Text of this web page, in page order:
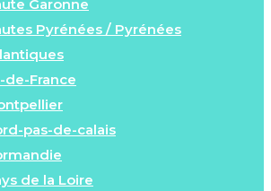
Garonne
Pyrénées / Pyrénées
de-France
pas-de-calais
de la Loire